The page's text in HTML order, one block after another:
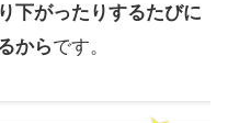
下がったりするたびに
からです。